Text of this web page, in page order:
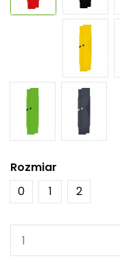
Rozmiar
0
1 2